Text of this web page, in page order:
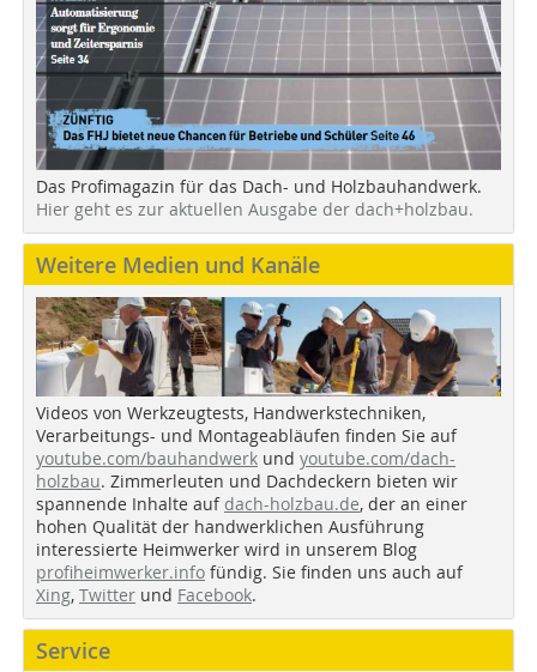
Das Profimagazin für das Dach- und Holzbauhandwerk.
Hier geht es zur aktuellen Ausgabe der dach+holzbau.
Weitere Medien und Kanäle
Videos von Werkzeugtests, Handwerkstechniken,
Verarbeitungs- und Montageabläufen finden Sie auf
youtube.com/bauhandwerk und youtube.com/dach-
holzbau. Zimmerleuten und Dachdeckern bieten wir
spannende Inhalte auf dach-holzbau.de, der an einer
hohen Qualität der handwerklichen Ausführung
interessierte Heimwerker wird in unserem Blog
profiheimwerker.info fündig. Sie finden uns auch auf
Xing, Twitter und Facebook.
Service